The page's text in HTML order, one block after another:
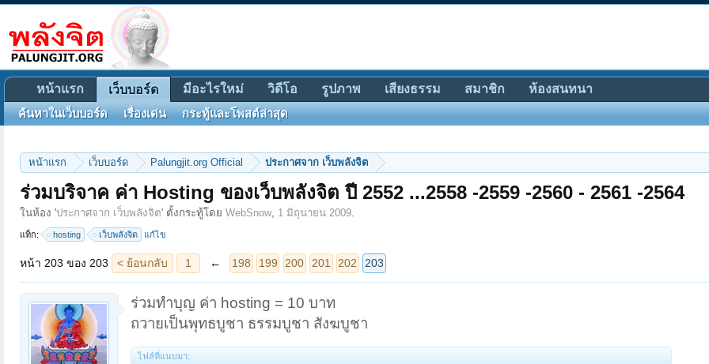
หน้าแรก เว็บบอร์ด Palungjit.org Official ประกาศจาก เว็บพลังจิต
ร่วมบริจาค ค่า Hosting ของเว็บพลังจิต ปี 2552 ...2558 -2559 -2560 - 2561 -2564
ในห้อง 'ประกาศจาก เว็บพลังจิต' ตั้งกระทู้โดย WebSnow, 1 มิถุนายน 2009.
แท็ก: hosting เว็บพลังจิต แก้ไข
หน้า 203 ของ 203 < ย้อนกลับ 1 ← 198 199 200 201 202 203
ร่วมทำบุญ ค่า hosting = 10 บาท
ถวายเป็นพุทธบูชา ธรรมบูชา สังฆบูชา
ไฟล์ที่แนบมา:
หน้าแรก เว็บบอร์ด
ค้นหาในเว็บบอร์ด เรื่องเด่น กระทู้และโพสต์ล่าสุด
มีอะไรใหม่ วิดีโอ รูปภาพ เสียงธรรม สมาชิก ห้องสนทนา